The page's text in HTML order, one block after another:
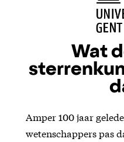
Wat
Amper 100 jaar
wetenschappers pas